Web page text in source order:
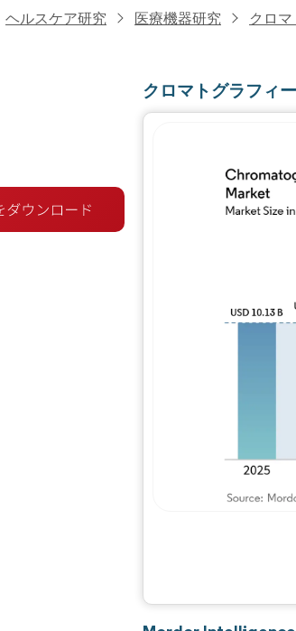
ヘルスケア研究 医療機器研究 クロ
クロマトグラフィ